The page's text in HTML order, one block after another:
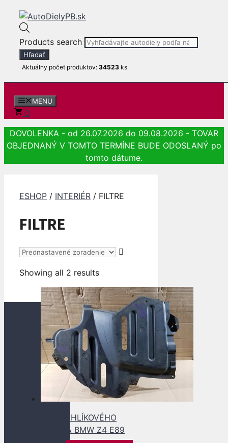
Preskočiť na obsah
Products search
Hľadať
Aktuálny počet produktov: 34523 ks
MENU
0
DOVOLENKA - od 26.07.2026 do 09.08.2026 - TOVAR
OBJEDNANÝ V TOMTO TERMÍNE BUDE ODOSLANÝ po
tomto dátume.
ESHOP / INTERIÉR / FILTRE
FILTRE
Showing all 2 results
KRYT UHLÍKOVÉHO
FILTERA BMW Z4 E89